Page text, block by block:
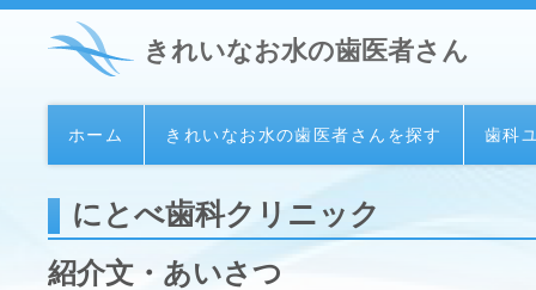
きれいなお水の歯医者さん
ホーム きれいなお水の歯医者さんを探す 歯科
にとべ歯科クリニック
紹介文・あいさつ